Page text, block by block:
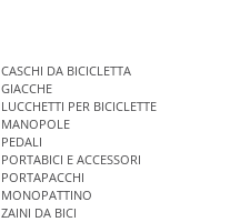
CASCHI DA BICICLETTA
GIACCHE
LUCCHETTI PER BICICLETTE
MANOPOLE
PEDALI
PORTABICI E ACCESSORI
PORTAPACCHI
MONOPATTINO
ZAINI DA BICI